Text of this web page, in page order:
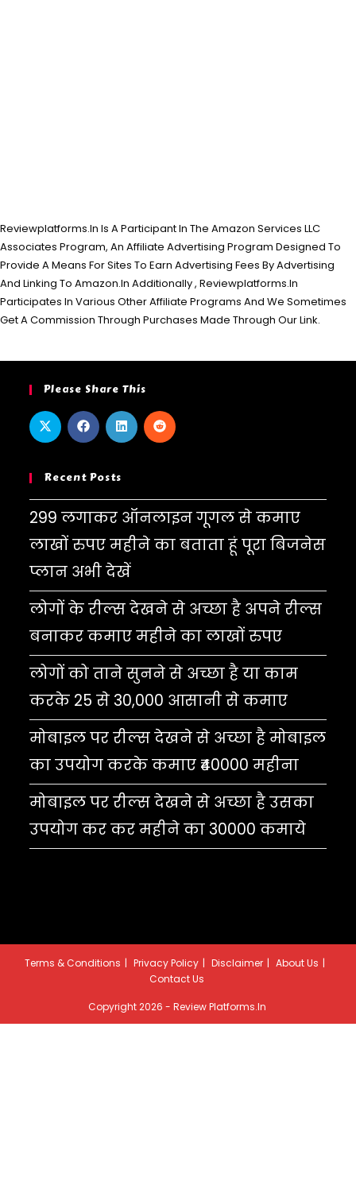
Reviewplatforms.In Is A Participant In The Amazon Services LLC
Associates Program, An Affiliate Advertising Program Designed To
Provide A Means For Sites To Earn Advertising Fees By Advertising
And Linking To Amazon.In Additionally , Reviewplatforms.In
Participates In Various Other Affiliate Programs And We Sometimes
Get A Commission Through Purchases Made Through Our Link.
Please Share This
Recent Posts
299 लगाकर ऑनलाइन गूगल से कमाए
लाखों रुपए महीने का बताता हूं पूरा बिजनेस
प्लान अभी देखें
लोगों के रील्स देखने से अच्छा है अपने रील्स
बनाकर कमाए महीने का लाखों रुपए
लोगों को ताने सुनने से अच्छा है या काम
करके 25 से 30,000 आसानी से कमाए
मोबाइल पर रील्स देखने से अच्छा है मोबाइल
का उपयोग करके कमाए ₹40000 महीना
मोबाइल पर रील्स देखने से अच्छा है उसका
उपयोग कर कर महीने का 30000 कमाये
Terms & Conditions Privacy Policy Disclaimer
About Us
Contact Us
Copyright 2026 - Review Platforms.in